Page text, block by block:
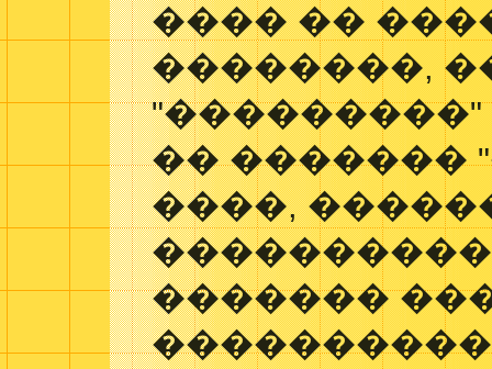
���� ��
��������,
"���������"
�� �������
����,
�������